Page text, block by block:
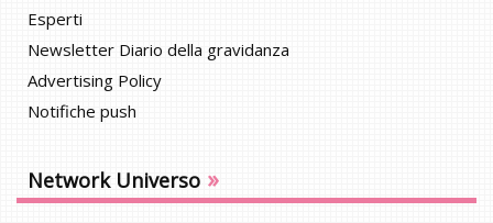
Esperti
Newsletter Diario della gravidanza
Advertising Policy
Notifiche push
Network Universo »